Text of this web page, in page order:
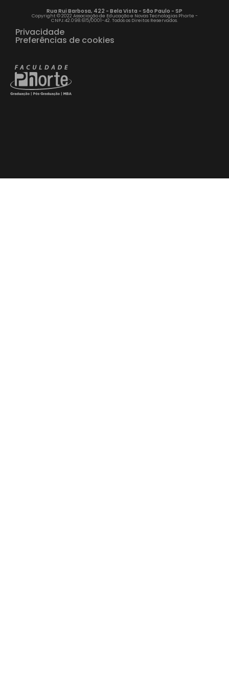
Rua Rui Barbosa, 422 - Bela Vista - São Paulo - SP
Copyright © 2022 Associação de Educação e Novas Tecnologias Phorte -
CNPJ:42.098.615/0001-42. Todos os Direitos Reservados.
Privacidade
Preferências de cookies